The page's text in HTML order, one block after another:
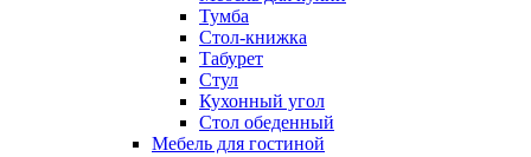
Тумба
Стол-книжка
Табурет
Стул
Кухонный угол
Стол обеденный
Мебель для гостиной